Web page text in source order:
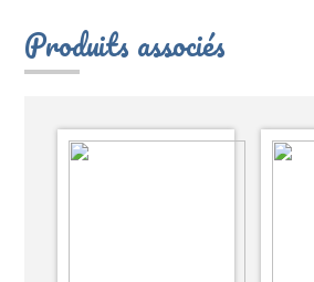
Produits associés